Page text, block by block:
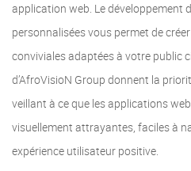
application web. Le développement
personnalisées vous permet de
conviviales adaptées à votre public
d’AfroVisioN Group donnent la
veillant à ce que les applications
visuellement attrayantes, faciles à
expérience utilisateur positive.